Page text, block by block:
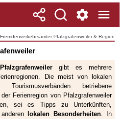
Pfalzgrafenweiler & Region
Pfalzgrafenweilergibt es mehrere
Die meist von lokalen
betriebene
Ferienregion von Pfalzgrafenweiler
sei es Tipps zu Unterkünften,
lokalen Besonderheiten. In